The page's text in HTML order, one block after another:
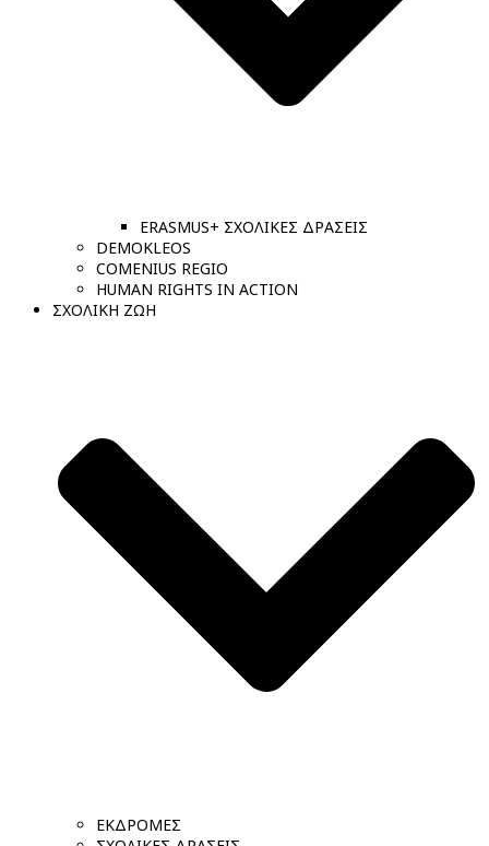
ERASMUS+ ΣΧΟΛΙΚΕΣ ΔΡΑΣΕΙΣ
DEMOKLEOS
COMENIUS REGIO
HUMAN RIGHTS IN ACTION
ΣΧΟΛΙΚΗ ΖΩΗ
ΕΚΔΡΟΜΕΣ